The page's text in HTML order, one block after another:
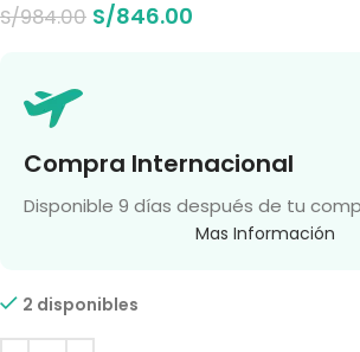
S/984.00 S/846.00
Compra Internacional
Disponible 9 días después de tu
Mas Información
2 disponibles